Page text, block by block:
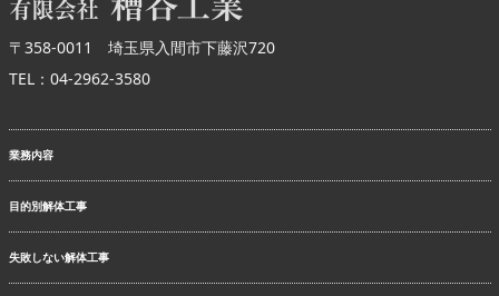
〒358-0011 埼玉県入間市下藤沢720
TEL：04-2962-3580
業務内容
目的別解体工事
失敗しない解体工事